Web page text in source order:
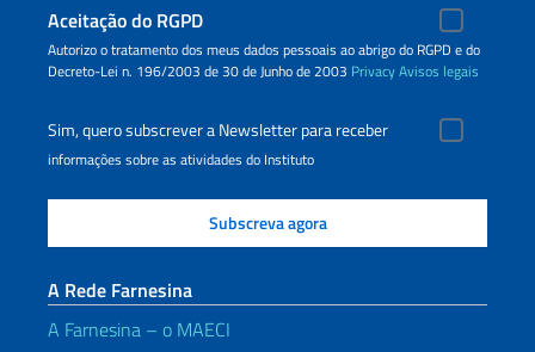
Aceitação do RGPD
Autorizo o tratamento dos meus dados pessoais ao abrigo do RGPD e do
Decreto-Lei n. 196/2003 de 30 de Junho de 2003 PrivacyAvisos legais
Sim, quero subscrever a Newsletter para receber
informações sobre as atividades do Instituto
A Rede Farnesina
A Farnesina – o MAECI